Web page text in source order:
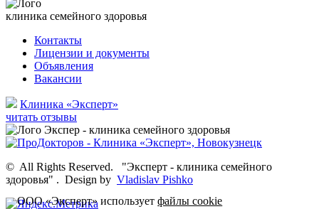
клиника семейного здоровья
Контакты
Лицензии и документы
Объявления
Вакансии
Клиника «Эксперт»
читать отзывы
© All Rights Reserved.
"Эксперт - клиника семейного
здоровья" . Design by Vladislav Pishko
ООО «Эксперт» используетфайлы cookie